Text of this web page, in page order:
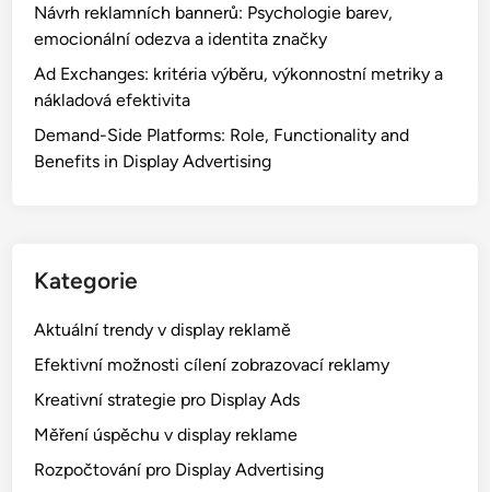
Návrh reklamních bannerů: Psychologie barev,
emocionální odezva a identita značky
Ad Exchanges: kritéria výběru, výkonnostní metriky a
nákladová efektivita
Demand-Side Platforms: Role, Functionality and
Benefits in Display Advertising
Kategorie
Aktuální trendy v display reklamě
Efektivní možnosti cílení zobrazovací reklamy
Kreativní strategie pro Display Ads
Měření úspěchu v display reklame
Rozpočtování pro Display Advertising